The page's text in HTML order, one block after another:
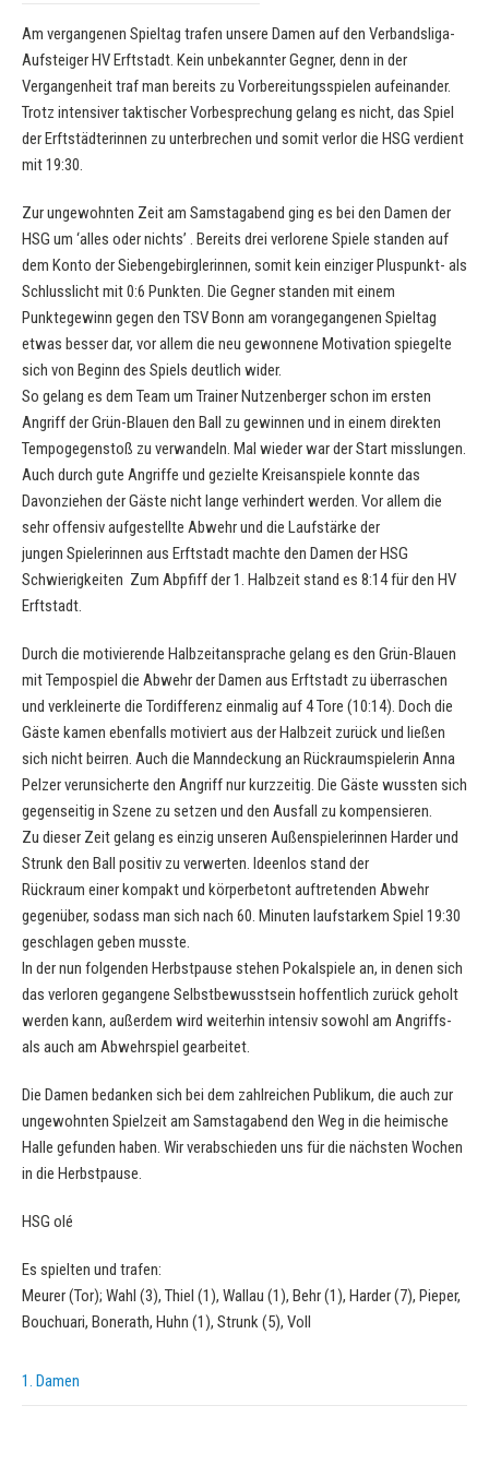
Am vergangenen Spieltag trafen unsere Damen auf den Verbandsliga-
Aufsteiger HV Erftstadt. Kein unbekannter Gegner, denn in der
Vergangenheit traf man bereits zu Vorbereitungsspielen aufeinander.
Trotz intensiver taktischer Vorbesprechung gelang es nicht, das Spiel
der Erftstädterinnen zu unterbrechen und somit verlor die HSG verdient
mit 19:30.
Zur ungewohnten Zeit am Samstagabend ging es bei den Damen der
HSG um ‘alles oder nichts’ . Bereits drei verlorene Spiele standen auf
dem Konto der Siebengebirglerinnen, somit kein einziger Pluspunkt- als
Schlusslicht mit 0:6 Punkten. Die Gegner standen mit einem
Punktegewinn gegen den TSV Bonn am vorangegangenen Spieltag
etwas besser dar, vor allem die neu gewonnene Motivation spiegelte
sich von Beginn des Spiels deutlich wider.
So gelang es dem Team um Trainer Nutzenberger schon im ersten
Angriff der Grün-Blauen den Ball zu gewinnen und in einem direkten
Tempogegenstoß zu verwandeln. Mal wieder war der Start misslungen.
Auch durch gute Angriffe und gezielte Kreisanspiele konnte das
Davonziehen der Gäste nicht lange verhindert werden. Vor allem die
sehr offensiv aufgestellte Abwehr und die Laufstärke der
jungen Spielerinnen aus Erftstadt machte den Damen der HSG
Schwierigkeiten Zum Abpfiff der 1. Halbzeit stand es 8:14 für den HV
Erftstadt.
Durch die motivierende Halbzeitansprache gelang es den Grün-Blauen
mit Tempospiel die Abwehr der Damen aus Erftstadt zu überraschen
und verkleinerte die Tordifferenz einmalig auf 4 Tore (10:14). Doch die
Gäste kamen ebenfalls motiviert aus der Halbzeit zurück und ließen
sich nicht beirren. Auch die Manndeckung an Rückraumspielerin Anna
Pelzer verunsicherte den Angriff nur kurzzeitig. Die Gäste wussten sich
gegenseitig in Szene zu setzen und den Ausfall zu kompensieren.
Zu dieser Zeit gelang es einzig unseren Außenspielerinnen Harder und
Strunk den Ball positiv zu verwerten. Ideenlos stand der
Rückraum einer kompakt und körperbetont auftretenden Abwehr
gegenüber, sodass man sich nach 60. Minuten laufstarkem Spiel 19:30
geschlagen geben musste.
In der nun folgenden Herbstpause stehen Pokalspiele an, in denen sich
das verloren gegangene Selbstbewusstsein hoffentlich zurück geholt
werden kann, außerdem wird weiterhin intensiv sowohl am Angriffs-
als auch am Abwehrspiel gearbeitet.
Die Damen bedanken sich bei dem zahlreichen Publikum, die auch zur
ungewohnten Spielzeit am Samstagabend den Weg in die heimische
Halle gefunden haben. Wir verabschieden uns für die nächsten Wochen
in die Herbstpause.
HSG olé
Es spielten und trafen:
Meurer (Tor); Wahl (3), Thiel (1), Wallau (1), Behr (1), Harder (7), Pieper,
Bouchuari, Bonerath, Huhn (1), Strunk (5), Voll
1. Damen